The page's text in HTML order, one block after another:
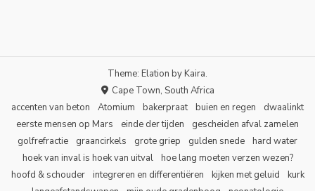
Theme: Elation byKaira.
Cape Town, South Africa
accenten van beton
Atomium bakerpraat buien en regen
dwaalinkt
eerste mensen op Mars
einde der tijden
gescheiden afval zamelen
golfrefractie
graancirkels grote griep gulden snede
hard water
hoek van inval is hoek van uitval
hoe lang moeten verzen wezen?
hoofd & schouder
integreren en differentiëren kijken met geluid
kurk